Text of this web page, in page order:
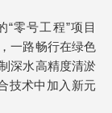
零号工程”项目
一路畅行在绿色
深水高精度清淤
技术中加入新元